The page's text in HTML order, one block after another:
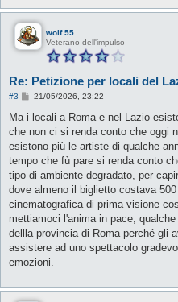
wolf.55
Veterano dell'impulso
Re: Petizione per locali del
#3
M
s
a
g
i
o
21/05/2026, 23:22
Ma i locali a Roma e nel Lazio
che non ci si renda conto che oggi
esistono più le artiste di qualche
tempo che fù pare si renda conto
tipo di ambiente degradato, per
dove almeno il biglietto costava
cinematografica di prima visione
mettiamoci l'anima in pace,
dellla provincia di Roma perché gli
assistere ad uno spettacolo
emozioni.